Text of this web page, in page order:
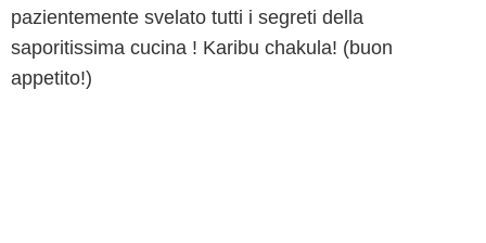
pazientemente svelato tutti i segreti della
saporitissima cucina ! Karibu chakula! (buon
appetito!)